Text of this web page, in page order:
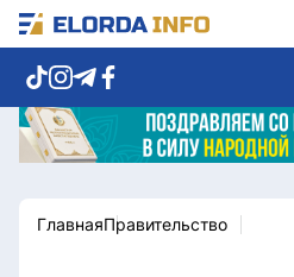
Новости столицы
Политика
ГлавнаяПравительство